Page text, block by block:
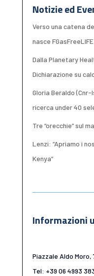
Notizie ed
Verso una catena
nasce FGasFreeLIFE
Dalla Planetary
Dichiarazione su
Gloria Beraldo
ricerca under 40
Tre “orecchie” sul
Lenzi: “Apriamo i
Kenya”
Informazioni
Piazzale Aldo Moro,
Tel: +39 06 4993